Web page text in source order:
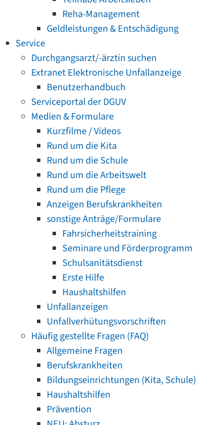
Reha-Management
Geldleistungen & Entschädigung
Service
Durchgangsarzt/-ärztin suchen
Extranet Elektronische Unfallanzeige
Benutzerhandbuch
Serviceportal der DGUV
Medien & Formulare
Kurzfilme / Videos
Rund um die Kita
Rund um die Schule
Rund um die Arbeitswelt
Rund um die Pflege
Anzeigen Berufskrankheiten
sonstige Anträge/Formulare
Fahrsicherheitstraining
Seminare und Förderprogramm
Schulsanitätsdienst
Erste Hilfe
Haushaltshilfen
Unfallanzeigen
Unfallverhütungsvorschriften
Häufig gestellte Fragen (FAQ)
Allgemeine Fragen
Berufskrankheiten
Bildungseinrichtungen (Kita, Schule)
Haushaltshilfen
Prävention